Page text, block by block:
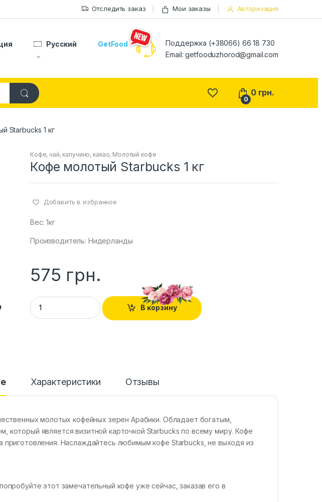
Отследить заказ Мои заказы Авторизация
Русский GetFood
Поддержка (+38066) 66 18 730
Email:getfooduzhorod@gmail.com
0
0 грн.
Starbucks 1 кг
Кофе, чай, капучино, какао, Молотый кофе
Кофе молотый Starbucks 1 кг
Добавить в избранное
Вес: 1кг
Производитель: Нидерланды
575 грн.
Q
u
a
В корзину
Характеристики Отзывы
молотых кофейных зерен Арабики. Обладает богатым,
который является визитной карточкой Starbucks по всему миру. Кофе
Наслаждайтесь любимым кофе Starbucks, не выходя из
этот замечательный кофе уже сейчас, заказав его в